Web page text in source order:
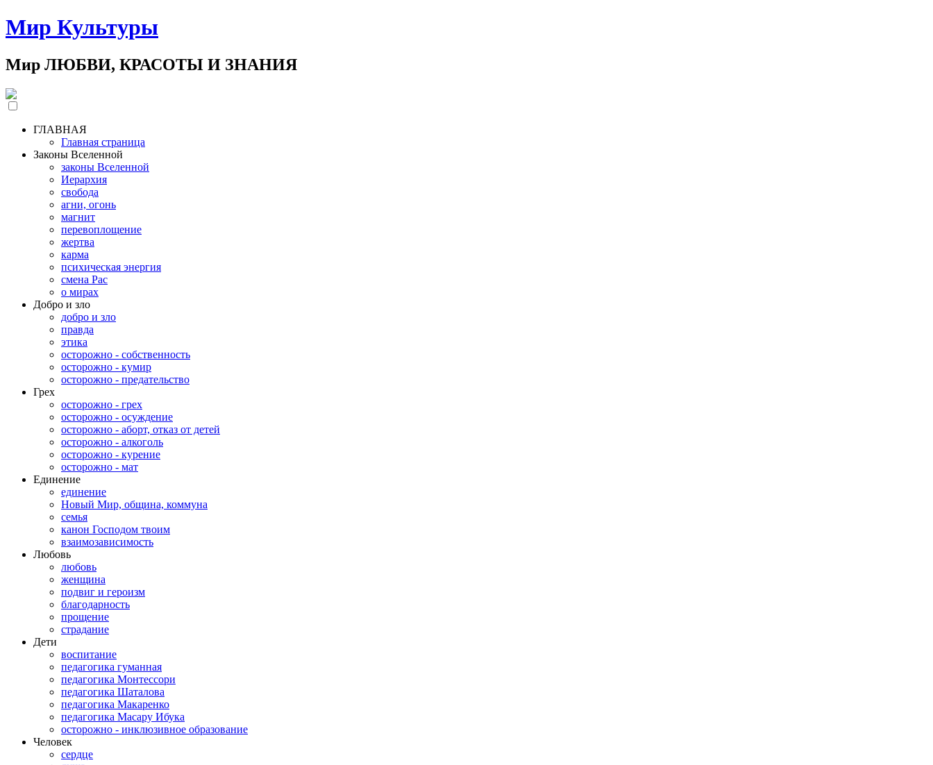
Мир Культуры
Мир ЛЮБВИ, КРАСОТЫ И ЗНАНИЯ
ГЛАВНАЯ
Главная страница
Законы Вселенной
законы Вселенной
Иерархия
свобода
агни, огонь
магнит
перевоплощение
жертва
карма
психическая энергия
смена Рас
о мирах
Добро и зло
добро и зло
правда
этика
осторожно - собственность
осторожно - кумир
осторожно - предательство
Грех
осторожно - грех
осторожно - осуждение
осторожно - аборт, отказ от детей
осторожно - алкоголь
осторожно - курение
осторожно - мат
Единение
единение
Новый Мир, община, коммуна
семья
канон Господом твоим
взаимозависимость
Любовь
любовь
женщина
подвиг и героизм
благодарность
прощение
страдание
Дети
воспитание
педагогика гуманная
педагогика Монтессори
педагогика Шаталова
педагогика Макаренко
педагогика Масару Ибука
осторожно - инклюзивное образование
Человек
сердце